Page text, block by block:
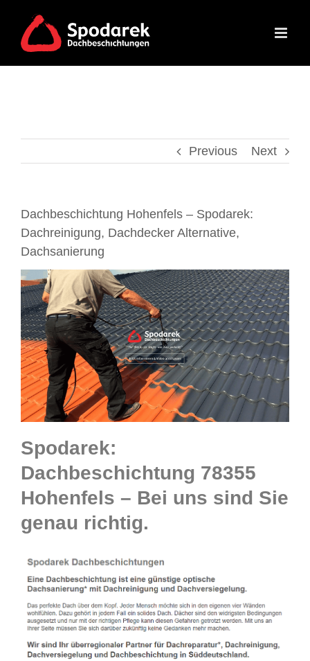
content
Previous Next
Dachbeschichtung Hohenfels – Spodarek:
Dachreinigung, Dachdecker Alternative,
Dachsanierung
Spodarek:
Dachbeschichtung 78355
Hohenfels – Bei uns sind Sie
genau richtig.